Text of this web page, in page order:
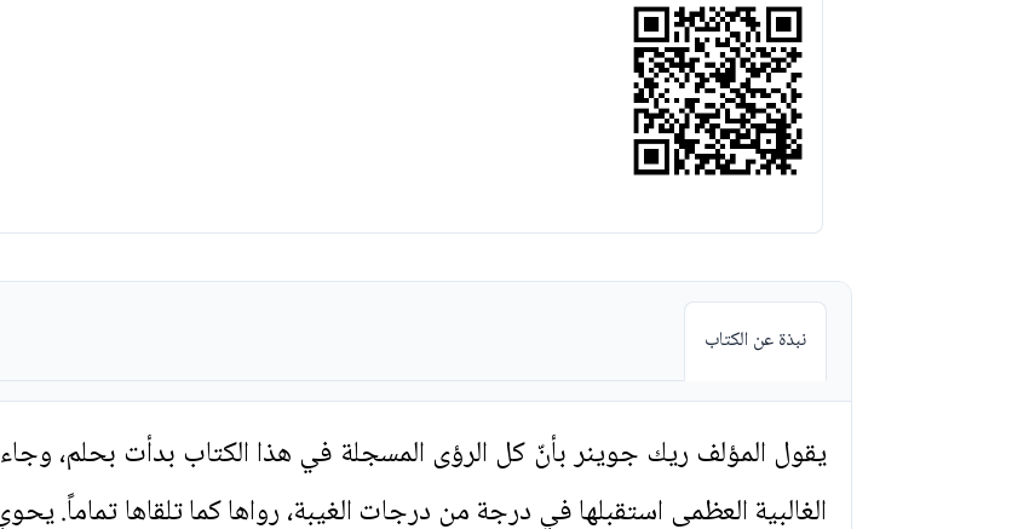
نبذة عن الكتاب
يقول المؤلف ريك جوينر بأنّ كل الرؤى المسجلة في هذا الكتاب بدأت بحلم،
الغالبية العظمى استقبلها في درجة من درجات الغيبة، رواها كما تلقاها تماماً.